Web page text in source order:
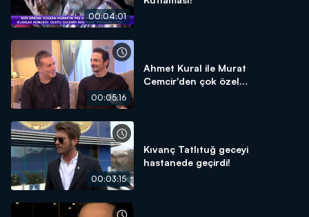
00:04:01
00:05:16
Ahmet Kural ile Murat
Cemcir'den çok özel
00:03:15
Kıvanç Tatlıtuğ geceyi
hastanede geçirdi!